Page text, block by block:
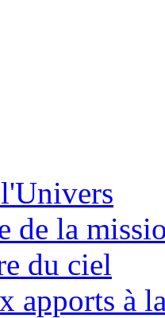
de la
du ciel
apports à